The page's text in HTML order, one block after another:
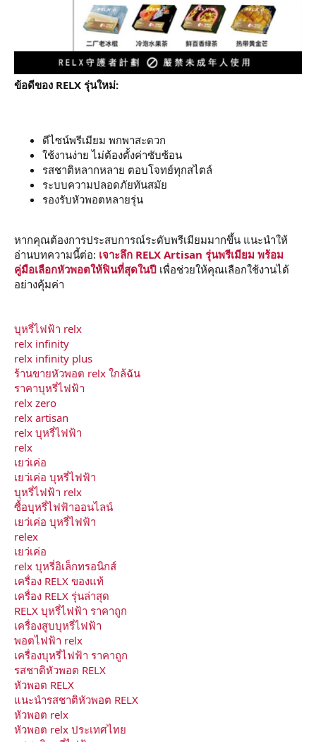
ข้อดีของ RELX รุ่นใหม่:
ดีไซน์พรีเมียม พกพาสะดวก
ใช้งานง่าย ไม่ต้องตั้งค่าซับซ้อน
รสชาติหลากหลาย ตอบโจทย์ทุกสไตล์
ระบบความปลอดภัยทันสมัย
รองรับหัวพอตหลายรุ่น
หากคุณต้องการประสบการณ์ระดับพรีเมียมมากขึ้น แนะนำให้
อ่านบทความนี้ต่อ: เจาะลึก RELX Artisan รุ่นพรีเมียม พร้อม
คู่มือเลือกหัวพอตให้ฟินที่สุดในปี เพื่อช่วยให้คุณเลือกใช้งานได้
อย่างคุ้มค่า
บุหรี่ไฟฟ้า relx
relx infinity
relx infinity plus
ร้านขายหัวพอต relx ใกล้ฉัน
ราคาบุหรี่ไฟฟ้า
relx zero
relx artisan
relx บุหรี่ไฟฟ้า
relx
เยว่เค่อ
เยว่เค่อ บุหรี่ไฟฟ้า
บุหรี่ไฟฟ้า relx
ซื้อบุหรี่ไฟฟ้าออนไลน์
เยว่เค่อ บุหรี่ไฟฟ้า
relex
เยว่เค่อ
relx บุหรี่อิเล็กทรอนิกส์
เครื่อง RELX ของแท้
เครื่อง RELX รุ่นล่าสุด
RELX บุหรี่ไฟฟ้า ราคาถูก
เครื่องสูบบุหรี่ไฟฟ้า
พอตไฟฟ้า relx
เครื่องบุหรี่ไฟฟ้า ราคาถูก
รสชาติหัวพอต RELX
หัวพอต RELX
แนะนำรสชาติหัวพอต RELX
หัวพอต relx
หัวพอต relx ประเทศไทย